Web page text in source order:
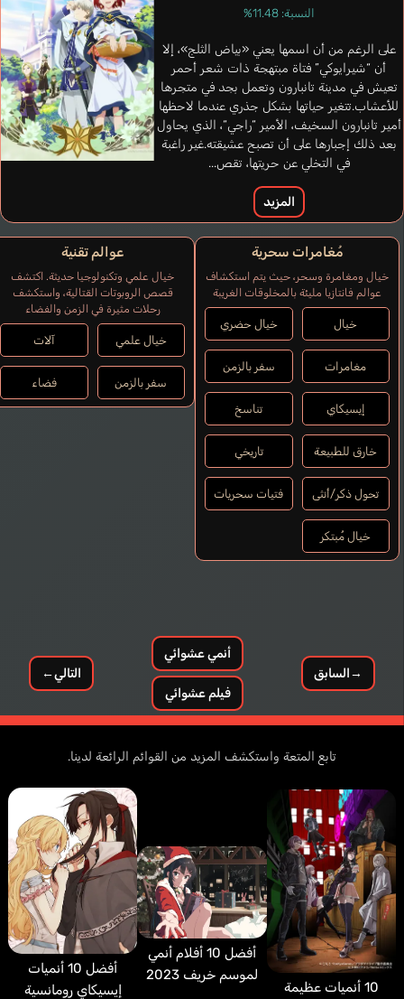
Khouth Gabe
إنجليزي
Byeon Hyeon Wu
كوري
النسبة: 11.48%
على الرغم من أن اسمها يعني «بياض الثلج»، إلا
أن “شيرايوكي” فتاة مبتهجة ذات شعر أحمر
تعيش في مدينة تانبارون وتعمل بجد في متجرها
للأعشاب.تتغير حياتها بشكل جذري عندما لاحظها
أمير تانبارون السخيف، الأمير “راجي“، الذي يحاول
بعد ذلك إجبارها على أن تصبح عشيقته.غير راغبة
في التخلي عن حريتها، تقص...
المزيد
مُغامرات سحرية
خيال ومغامرة وسحر، حيث يتم استكشاف
عوالم فانتازيا مليئة بالمخلوقات الغريبة
خيال خيال حضري
مغامرات سفر بالزمن
إيسيكاي تناسخ
خارق للطبيعة تاريخي
تحول ذكر/أنثى فتيات سحريات
خيال مُبتكر
عوالم تقنية
خيال علمي وتكنولوجيا حديثة. اكتشف
قصص الروبوتات القتالية، واستكشف
رحلات مثيرة في الزمن والفضاء
خيال علمي آلات
سفر بالزمن فضاء
→السابق
أنمي عشوائي
فيلم عشوائي
التالي←
تابع المتعة واستكشف المزيد من القوائم الرائعة لدينا.
10 أنميات عظيمة
أفضل 10 أفلام أنمي
لموسم خريف 2023
أفضل 10 أنميات
إيسيكاي رومانسية